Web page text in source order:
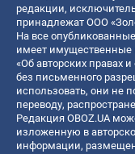
редакции,
принадлежат ООО
На все
имеет
«Об авторских правах
без письменного
использовать, они не
переводу,
Редакция OBOZ.UA
изложенную в
информации,